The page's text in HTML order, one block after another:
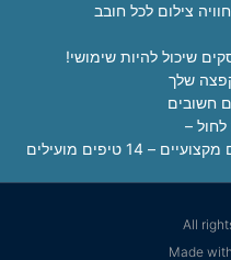
צילום לכל חובב
שיכול להיות שימושי!
שלך
–
טיפים מועילים
Made with